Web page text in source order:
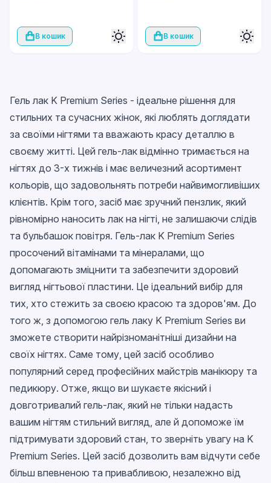
В кошик В кошик
Гель лак K Premium Series - ідеальне рішення для
стильних та сучасних жінок, які люблять доглядати
за своїми нігтями та вважають красу деталлю в
своєму житті. Цей гель-лак відмінно тримається на
нігтях до 3-х тижнів і має величезний асортимент
кольорів, що задовольнять потреби найвимогливіших
клієнтів. Крім того, засіб має зручний пензлик, який
рівномірно наносить лак на нігті, не залишаючи слідів
та бульбашок повітря. Гель-лак K Premium Series
просочений вітамінами та мінералами, що
допомагають зміцнити та забезпечити здоровий
вигляд нігтьової пластини. Це ідеальний вибір для
тих, хто стежить за своєю красою та здоров'ям. До
того ж, з допомогою гель лаку K Premium Series ви
зможете створити найрізноманітніші дизайни на
своїх нігтях. Саме тому, цей засіб особливо
популярний серед професійних майстрів манікюру та
педикюру. Отже, якщо ви шукаєте якісний і
довготривалий гель-лак, який не тільки надасть
вашим нігтям стильний вигляд, але й допоможе їм
підтримувати здоровий стан, то зверніть увагу на K
Premium Series. Цей засіб дозволить вам відчути себе
більш впевненою та привабливою, незалежно від